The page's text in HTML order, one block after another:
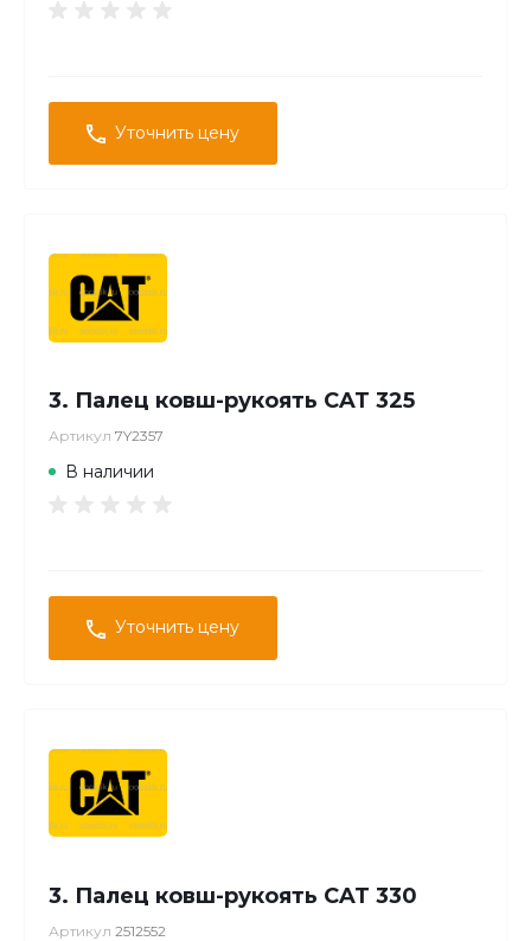
Уточнить цену
3. Палец ковш-рукоять CAT 325
Артикул 7Y2357
В наличии
Уточнить цену
3. Палец ковш-рукоять CAT 330
Артикул 2512552